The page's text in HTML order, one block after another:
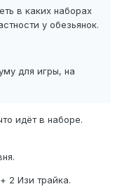
в каких наборах
у обезьянок.
для игры, на
идёт в наборе.
2 Изи трайка.